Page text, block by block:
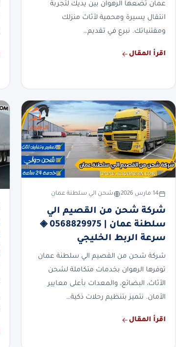
عمان تضعها الرهوان بين يديك لتجربة
انتقال يسيرة ومحمية لأثاث منزلك
ومقتنياتك. نبرع في تقديم…
اقرأ المقال
14 مارس 2026 شحن الي سلطنة عمان
شركة شحن من القصيم الي
سلطنة عمان | 0568829975 ◈
سرعة الربط الخليجي
شركة شحن من القصيم الي سلطنة عمان
توفرها الرهوان بخدمات متكاملة لشحن
الأثاث، البضائع، والمعدات بأعلى معايير
الأمان. نتميز بتنظيم رحلات ذكية…
اقرأ المقال